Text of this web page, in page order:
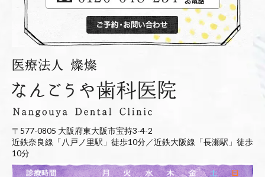
〒577-0805 大阪府東大阪市宝持3-4-2
近鉄奈良線「八戸ノ里駅」徒歩10分／近鉄大阪線「長瀬駅」徒歩
10分